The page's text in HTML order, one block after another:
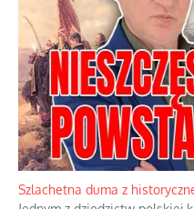
Ekspresowy kurs zbawienia
Dramatyczne skutki skrajnej